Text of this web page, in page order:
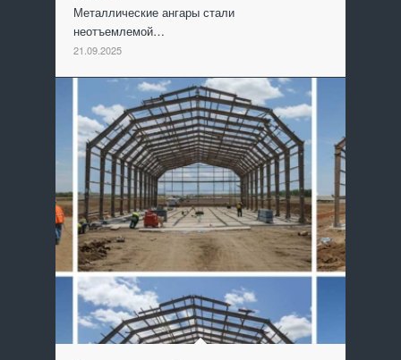
Металлические ангары стали
неотъемлемой…
21.09.2025